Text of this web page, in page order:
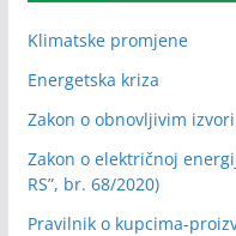
Klimatske promjene
Energetska kriza
Zakon o obnovljivim
Zakon o električnoj
RS”, br. 68/2020)
Pravilnik o kupcima-